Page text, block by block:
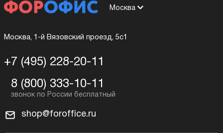
Москва
Москва, 1-й Вязовский проезд, 5с1
+7 (495) 228-20-11
8 (800) 333-10-11
shop@foroffice.ru